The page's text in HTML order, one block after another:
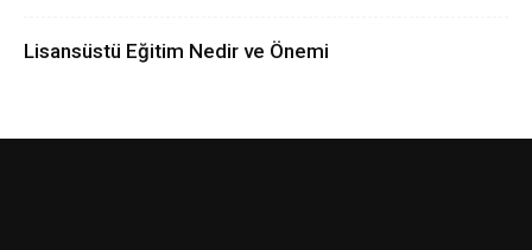
Lisansüstü Eğitim Nedir ve Önemi